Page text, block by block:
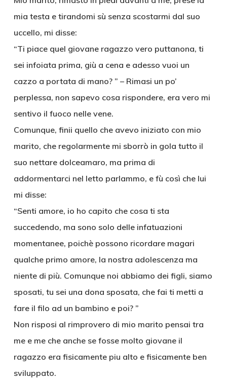
mia testa e tirandomi sù senza scostarmi dal suo
uccello, mi disse:
“Ti piace quel giovane ragazzo vero puttanona, ti
sei infoiata prima, giù a cena e adesso vuoi un
cazzo a portata di mano? ” – Rimasi un po’
perplessa, non sapevo cosa rispondere, era vero mi
sentivo il fuoco nelle vene.
Comunque, finii quello che avevo iniziato con mio
marito, che regolarmente mi sborrò in gola tutto il
suo nettare dolceamaro, ma prima di
addormentarci nel letto parlammo, e fù così che lui
mi disse:
“Senti amore, io ho capito che cosa ti sta
succedendo, ma sono solo delle infatuazioni
momentanee, poichè possono ricordare magari
qualche primo amore, la nostra adolescenza ma
niente di più. Comunque noi abbiamo dei figli, siamo
sposati, tu sei una dona sposata, che fai ti metti a
fare il filo ad un bambino e poi? ”
Non risposi al rimprovero di mio marito pensai tra
me e me che anche se fosse molto giovane il
ragazzo era fisicamente piu alto e fisicamente ben
sviluppato.